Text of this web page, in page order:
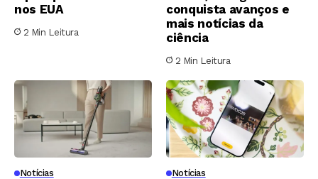
nos EUA
2 Min Leitura
conquista avanços e
mais notícias da
ciência
2 Min Leitura
Notícias Notícias